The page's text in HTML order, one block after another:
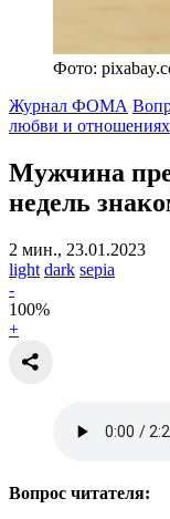
Фото:
Журнал ФОМА
любви и отношениях
Мужчина
недель
2 мин., 23.01.2023
light dark sepia
-
100%
+
Вопрос читателя: